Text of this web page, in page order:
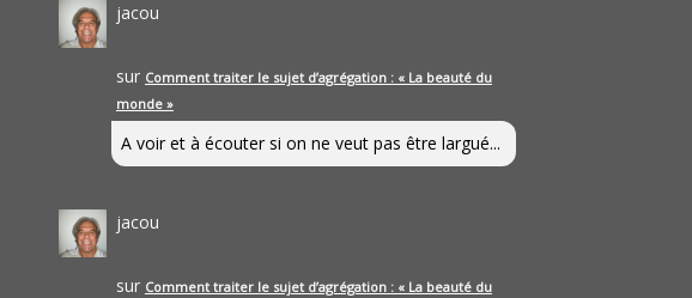
jacou
sur Comment traiter le sujet d’agrégation : « La beauté du
monde »
A voir et à écouter si on ne veut pas être largué...
jacou
sur Comment traiter le sujet d’agrégation : « La beauté du